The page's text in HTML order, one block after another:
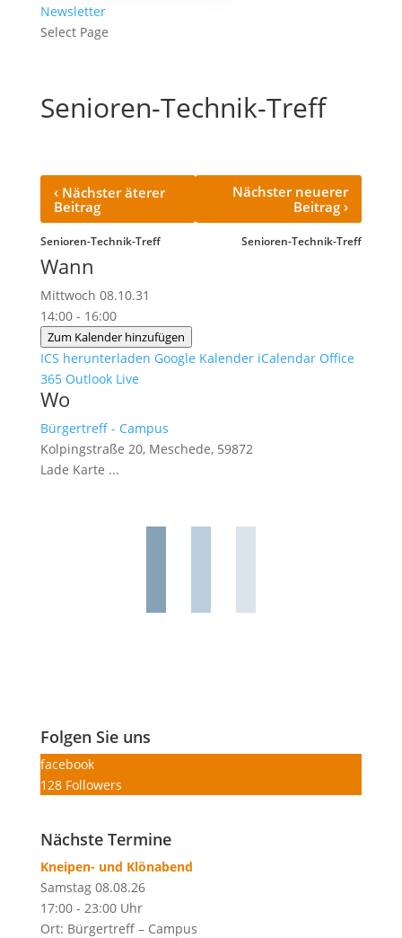
Newsletter
Select Page
Senioren-Technik-Treff
‹Nächster äterer
Beitrag
Senioren-Technik-Treff
Nächster neuerer
Beitrag›
Senioren-Technik-Treff
Wann
Mittwoch 08.10.31
14:00 - 16:00
Zum Kalender hinzufügen
ICS herunterladen Google Kalender iCalendar Office
365 Outlook Live
Wo
Bürgertreff - Campus
Kolpingstraße 20, Meschede, 59872
Lade Karte ...
Folgen Sie uns
facebook
128 Followers
Nächste Termine
Kneipen- und Klönabend
Samstag 08.08.26
17:00 - 23:00 Uhr
Ort: Bürgertreff – Campus